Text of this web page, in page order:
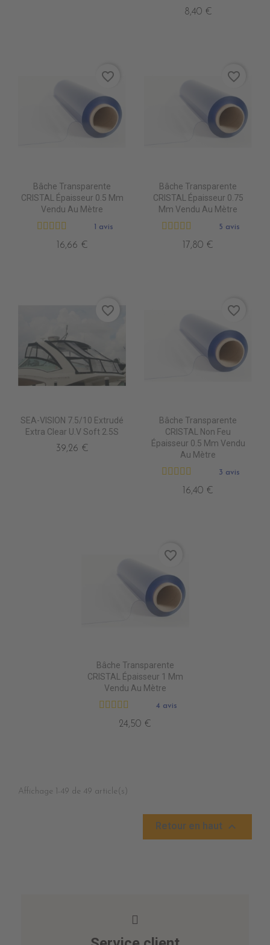
8,40 €
Bâche Transparente
CRISTAL Épaisseur 0.5 Mm
Vendu Au Mètre
1 avis
16,66 €
favorite_border
Bâche Transparente
CRISTAL Épaisseur 0.75
Mm Vendu Au Mètre
5 avis
17,80 €
favorite_border
SEA-VISION 7.5/10 Extrudé
Extra Clear U.V Soft 2.5S
39,26 €
favorite_border
Bâche Transparente
CRISTAL Non Feu
Épaisseur 0.5 Mm Vendu
Au Mètre
3 avis
16,40 €
favorite_border
Bâche Transparente
CRISTAL Épaisseur 1 Mm
Vendu Au Mètre
4 avis
24,50 €
favorite_border
Affichage 1-49 de 49 article(s)
Retour en haut 